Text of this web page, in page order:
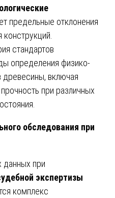
предельные отклонения
стандартов
определения физико-
древесины, включая
при различных
обследования при
данных при
экспертизы
комплекс